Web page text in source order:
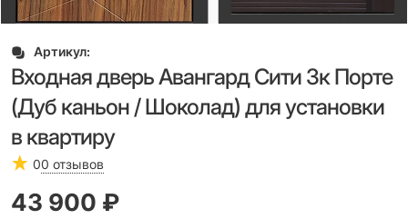
Артикул:
Входная дверь Авангард Сити 3к Порте
(Дуб каньон / Шоколад) для установки
в квартиру
00 отзывов
43 900 ₽